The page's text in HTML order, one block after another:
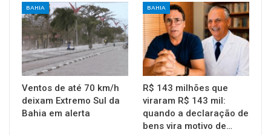
BAHIA
Ventos de até 70 km/h
deixam Extremo Sul da
Bahia em alerta
BAHIA
R$ 143 milhões que
viraram R$ 143 mil:
quando a declaração de
bens vira motivo de…